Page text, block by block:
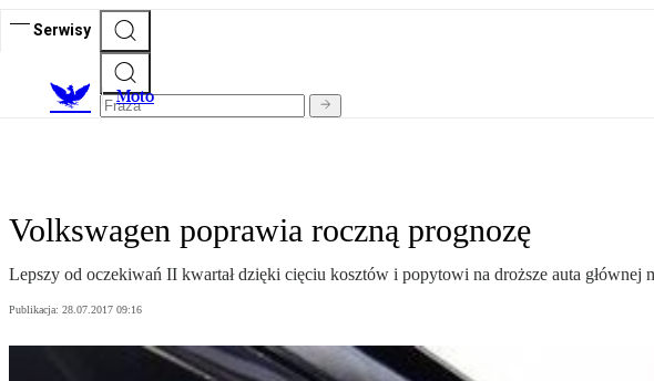
Serwisy
Moto
Volkswagen poprawia roczną prognozę
Lepszy od oczekiwań II kwartał dzięki cięciu kosztów i popytowi na droższe auta
Publikacja: 28.07.2017 09:16